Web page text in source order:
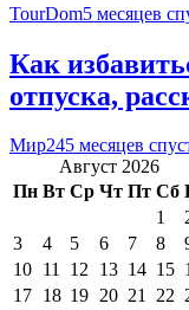
TourDom5 месяцев
Как
отпуска,
Мир245 месяцев
Август 2026
Пн Вт Ср Чт Пт Сб
1
3
4 5 6 7 8
10 11 12 13 14 15
17 18 19 20 21 22